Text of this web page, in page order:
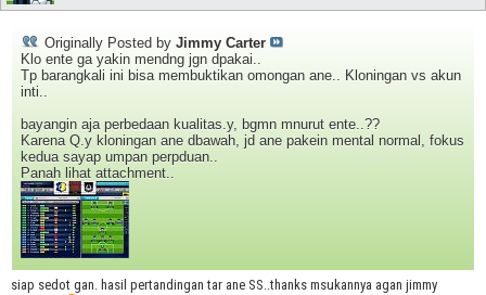
Originally Posted by Jimmy Carter
Klo ente ga yakin mendng jgn dpakai..
Tp barangkali ini bisa membuktikan omongan ane.. Kloningan vs akun
inti..
bayangin aja perbedaan kualitas.y, bgmn mnurut ente..??
Karena Q.y kloningan ane dbawah, jd ane pakein mental normal, fokus
kedua sayap umpan perpduan..
Panah lihat attachment..
siap sedot gan. hasil pertandingan tar ane SS..thanks msukannya agan jimmy